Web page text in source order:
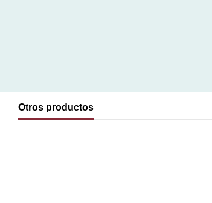
Otros productos